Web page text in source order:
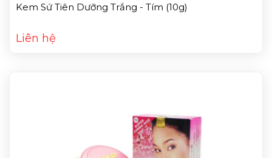
Kem Sứ Tiên Dưỡng Trắng - Tím (10g)
Liên hệ